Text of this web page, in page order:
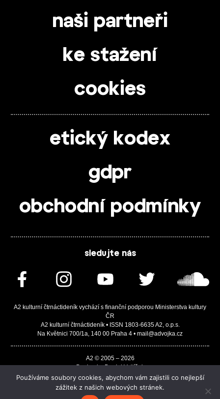
naši partneři
ke stažení
cookies
etický kodex
gdpr
obchodní podmínky
sledujte nás
A2 kulturní čtrnáctideník vychází s finanční podporou Ministerstva kultury
ČR
A2 kulturní čtrnáctideník • ISSN 1803-6635 A2, o.p.s.
Na Květnici 700/1a, 140 00 Praha 4 • mail@advojka.cz
A2 © 2005 – 2026
Design by Daniel Vojtíšek
Built by JASA-IT & ChSoft
Používáme soubory cookies, abychom vám zajistili co nejlepší
zážitek z našich webových stránek.